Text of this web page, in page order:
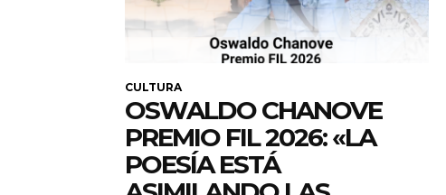
CULTURA
OSWALDO CHANOVE
PREMIO FIL 2026: «LA
POESÍA ESTÁ